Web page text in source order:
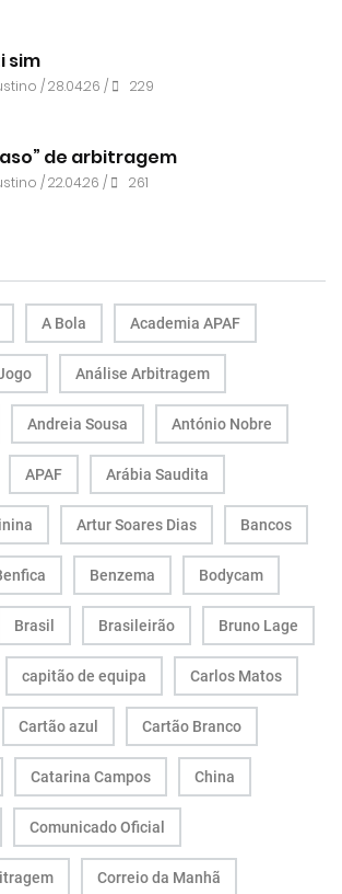
sim
/ 28.04.26 / 229
de arbitragem
/ 22.04.26 / 261
A Bola Academia APAF
Análise Arbitragem
Andreia Sousa António Nobre
APAF Arábia Saudita
Artur Soares Dias Bancos
Benzema Bodycam
Brasil Brasileirão Bruno Lage
capitão de equipa Carlos Matos
Cartão azul Cartão Branco
Catarina Campos China
Comunicado Oficial
Correio da Manhã